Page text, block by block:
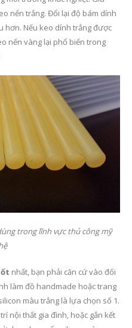
nến trắng. Đổi lại độ bám dính
hơn. Nếu keo dính trắng được
nến vàng lại phổ biến trong
trong lĩnh vực thủ công mỹ
nhất, bạn phải căn cứ vào đối
làm đồ handmade hoặc trang
màu trắng là lựa chọn số 1.
nội thất gia đình, hoặc gắn kết